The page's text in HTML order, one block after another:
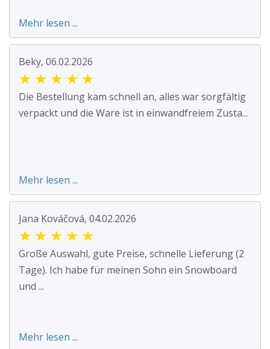
Mehr lesen ...
Beky, 06.02.2026
★ ★ ★ ★ ★
Die Bestellung kam schnell an, alles war sorgfältig
verpackt und die Ware ist in einwandfreiem Zusta...
Mehr lesen ...
Jana Kováčová, 04.02.2026
★ ★ ★ ★ ★
Große Auswahl, gute Preise, schnelle Lieferung (2
Tage). Ich habe für meinen Sohn ein Snowboard
und ...
Mehr lesen ...